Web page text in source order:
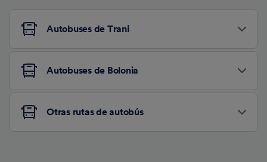
Autobuses de Trani
Autobuses de Bolonia
Otras rutas de autobús